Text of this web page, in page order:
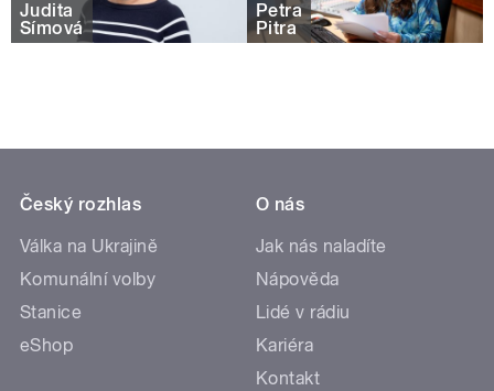
Judita
Šímová
Petra
Pitra
Český rozhlas
Válka na Ukrajině
Komunální volby
Stanice
eShop
O nás
Jak nás naladíte
Nápověda
Lidé v rádiu
Kariéra
Kontakt